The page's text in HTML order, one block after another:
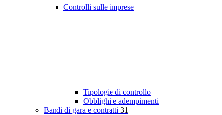
Controlli sulle imprese
Tipologie di controllo
Obblighi e adempimenti
Bandi di gara e contratti 31